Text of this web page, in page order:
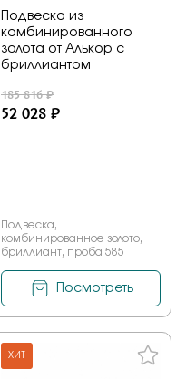
Подвеска из
комбинированного
золота от Алькор с
бриллиантом
185 816 ₽
52 028 ₽
Подвеска,
комбинированное золото,
бриллиант, проба 585
Посмотреть
ХИТ